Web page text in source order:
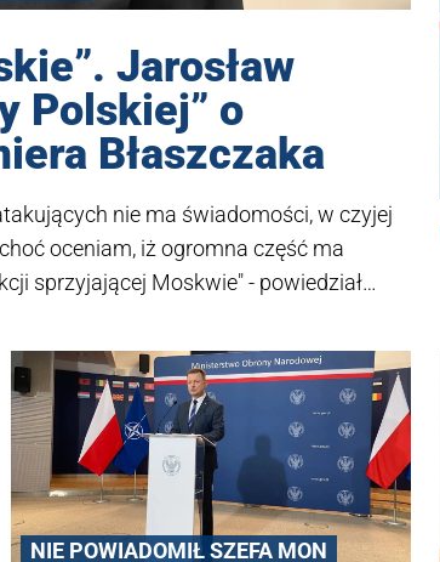
Jarosław
Polskiej” o
Błaszczaka
nie ma świadomości, w czyjej
oceniam, iż ogromna część ma
sprzyjającej Moskwie" - powiedział
numerze tygodnika "Gazeta
NIE POWIADOMIŁ SZEFA MON